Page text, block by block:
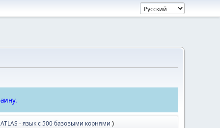
- язык с 500 базовыми корнями )